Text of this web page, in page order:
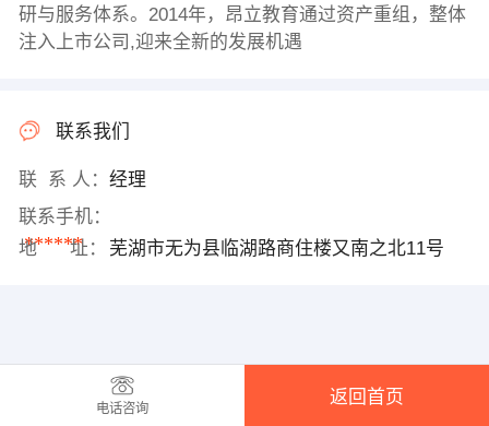
研与服务体系。2014年，昂立教育通过资产重组，整体
注入上市公司,迎来全新的发展机遇
联系我们
联 系 人： 经理
联系手机：
******
地 址： 芜湖市无为县临湖路商住楼又南之北11号
电话咨询
返回首页